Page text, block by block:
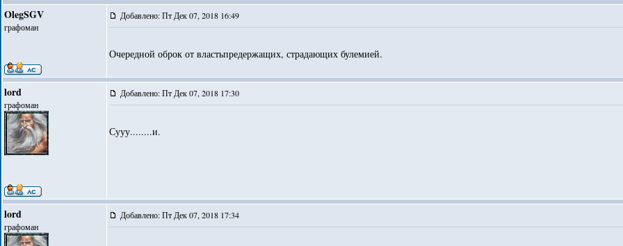
OlegSGV
графоман
Добавлено: Пт Дек 07, 2018 16:49
Очередной оброк от властьпредержащих, страдающих булемией.
lord
графоман
Добавлено: Пт Дек 07, 2018 17:30
Сууу........и.
lord
графоман
Добавлено: Пт Дек 07, 2018 17:34